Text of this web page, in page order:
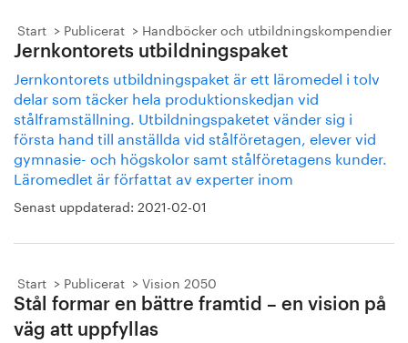
Start Publicerat Handböcker och utbildningskompendier
Jernkontorets utbildningspaket
Jernkontorets utbildningspaket är ett läromedel i tolv
delar som täcker hela produktionskedjan vid
stålframställning. Utbildningspaketet vänder sig i
första hand till anställda vid stålföretagen, elever vid
gymnasie- och högskolor samt stålföretagens kunder.
Läromedlet är författat av experter inom
Senast uppdaterad: 2021-02-01
Start Publicerat Vision 2050
Stål formar en bättre framtid – en vision på
väg att uppfyllas